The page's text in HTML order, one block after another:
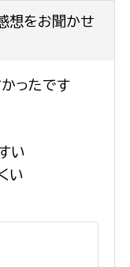
想をお聞かせ
ったです
い
い